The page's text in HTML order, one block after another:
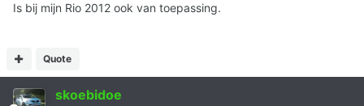
Is bij mijn Rio 2012 ook van toepassing.
Quote
skoebidoe